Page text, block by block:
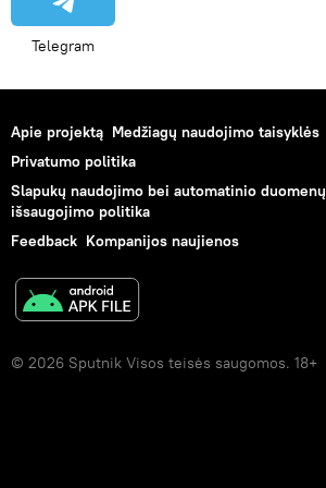
Telegram
Apie projektą Medžiagų naudojimo taisyklės
Privatumo politika
Slapukų naudojimo bei automatinio duomenų
išsaugojimo politika
Feedback Kompanijos naujienos
© 2026 Sputnik Visos teisės saugomos. 18+